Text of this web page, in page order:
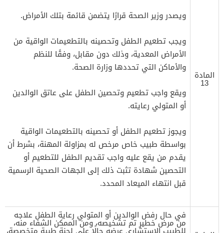
المادة
13
ويصدر وزير الصحة قرارًا يتضمن قائمة بتلك الأمراض.
ويجب تطعيم الطفل وتحصينه بالتطعيمات الواقية من
الأمراض المعدية، وذلك دون مقابل، وفقًا للنظم
والأماكن التي تحددها وزارة الصحة.
ويقع واجب تطعيم وتحصين الطفل على عاتق الوالدين
أو المتولي رعايته.
ويجوز تطعيم الطفل أو تحصينه بالتطعيمات الواقية
بواسطة طبيب خاص مرخص له بمزاولة المهنة، بشرط أن
يقدم من يقع عليه واجب تقديم الطفل للتطعيم أو
التحصين شهادة تثبت ذلك إلى الجهات الصحية الرسمية
قبل انتهاء الميعاد المحدد.
في حال رفض الوالدين أو المتولي رعاية الطفل علاجه
من مرض خطير تم تشخيصه، ومن الممكن الشفاء منه،